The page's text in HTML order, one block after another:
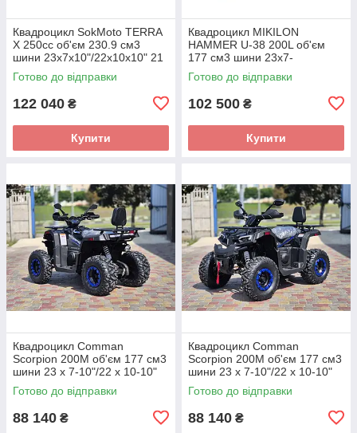
Квадроцикл SokMoto TERRA
X 250cc об'єм 230.9 см3
шини 23х7х10"/22х10х10" 21
к.с.
Готово до відправки
122 040 ₴
Купити
Квадроцикл MIKILON
HAMMER U-38 200L об'єм
177 см3 шини 23х7-
10"/23х10-10" 12,64 к.с.
Готово до відправки
102 500 ₴
Купити
Квадроцикл Comman
Scorpion 200M об'єм 177 см3
шини 23 x 7-10"/22 x 10-10"
13 к.с.
Готово до відправки
88 140 ₴
Квадроцикл Comman
Scorpion 200M об'єм 177 см3
шини 23 x 7-10"/22 x 10-10"
13 к.с.
Готово до відправки
88 140 ₴